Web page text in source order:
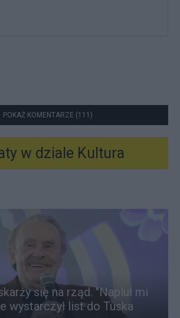
POKAŻ KOMENTARZE (111)
w dziale Kultura
się na rząd. "Napluł mi
wystarczył list do Tuska